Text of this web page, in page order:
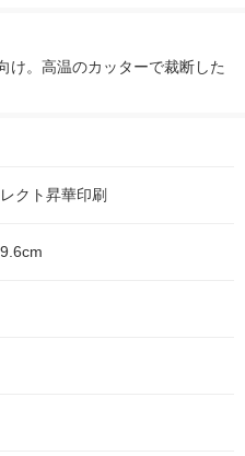
け。高温のカッターで裁断した
クト昇華印刷